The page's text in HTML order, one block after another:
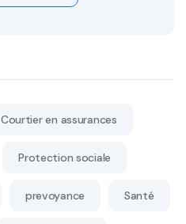
Courtier en assurances
Protection sociale
prevoyance Santé